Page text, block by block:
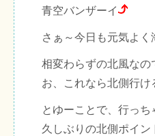
青空バンザーイ
さぁ～今日も元気よく
相変わらずの北風なの
お、これなら北側行け
とゆーことで、行っち
久しぶりの北側ポイン